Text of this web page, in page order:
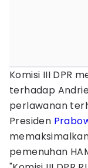
Komisi III DPR
terhadap
perlawanan
Presiden
pemenuhan